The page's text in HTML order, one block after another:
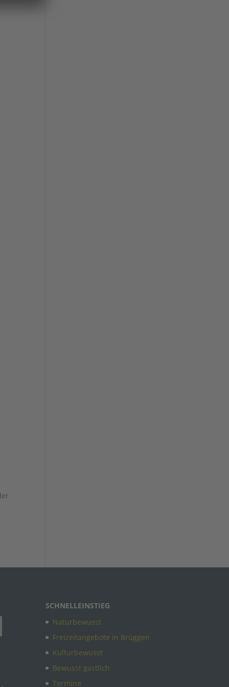
SCHNELLEINSTIEG
Naturbewusst
Freizeitangebote in Brüggen
Kulturbewusst
Bewusst gastlich
Termine